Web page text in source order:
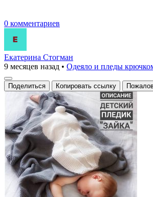
0 комментариев
Екатерина Стогман
9 месяцев назад • Одеяло и пледы
Поделиться Копировать ссылку